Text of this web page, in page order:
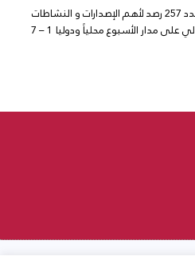
المشهد الحقوقي لفلسطين – العدد 257 رصد لأهم الإصدارات و النشاطات
المتعلقة بـ فلسطين والقانون الدولي على مدار الأسبوع محلياً ودوليا 1 – 7